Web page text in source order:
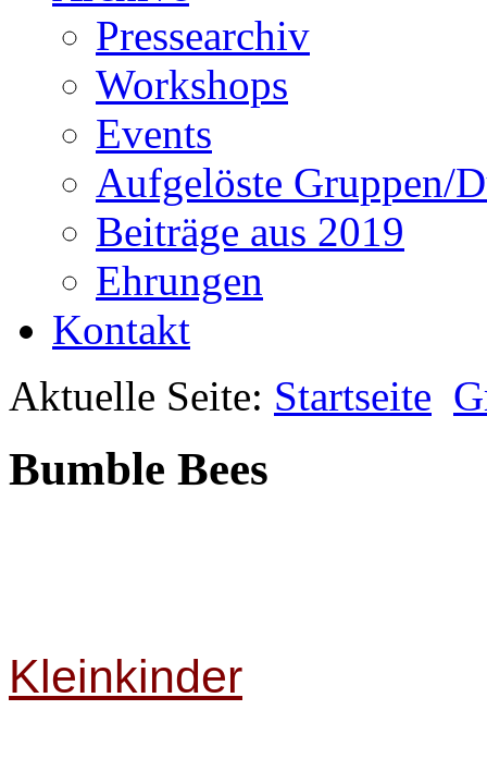
Pressearchiv
Workshops
Events
Aufgelöste Gruppen/
Beiträge aus 2019
Ehrungen
Kontakt
Aktuelle Seite: Startseite
Bumble Bees
Kleinkinder